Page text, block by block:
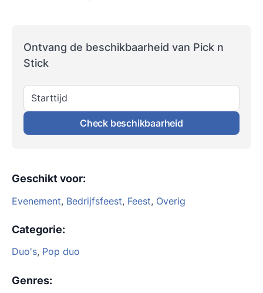
Ontvang de beschikbaarheid van Pick n
Stick
Starttijd
Check beschikbaarheid
Geschikt voor:
Evenement, Bedrijfsfeest, Feest, Overig
Categorie:
Duo's, Pop duo
Genres: